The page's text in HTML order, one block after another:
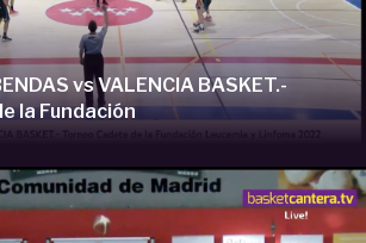
vs VALENCIA BASKET.-
la Fundación